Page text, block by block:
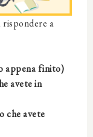
rispondere a
appena finito)
avete in
che avete